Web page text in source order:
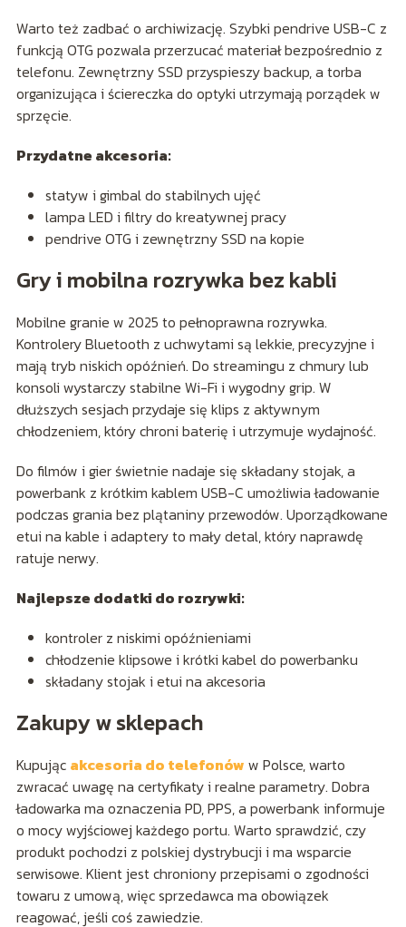
Warto też zadbać o archiwizację. Szybki pendrive USB-C z
funkcją OTG pozwala przerzucać materiał bezpośrednio z
telefonu. Zewnętrzny SSD przyspieszy backup, a torba
organizująca i ściereczka do optyki utrzymają porządek w
sprzęcie.
Przydatne akcesoria:
statyw i gimbal do stabilnych ujęć
lampa LED i filtry do kreatywnej pracy
pendrive OTG i zewnętrzny SSD na kopie
Gry i mobilna rozrywka bez kabli
Mobilne granie w 2025 to pełnoprawna rozrywka.
Kontrolery Bluetooth z uchwytami są lekkie, precyzyjne i
mają tryb niskich opóźnień. Do streamingu z chmury lub
konsoli wystarczy stabilne Wi-Fi i wygodny grip. W
dłuższych sesjach przydaje się klips z aktywnym
chłodzeniem, który chroni baterię i utrzymuje wydajność.
Do filmów i gier świetnie nadaje się składany stojak, a
powerbank z krótkim kablem USB-C umożliwia ładowanie
podczas grania bez plątaniny przewodów. Uporządkowane
etui na kable i adaptery to mały detal, który naprawdę
ratuje nerwy.
Najlepsze dodatki do rozrywki:
kontroler z niskimi opóźnieniami
chłodzenie klipsowe i krótki kabel do powerbanku
składany stojak i etui na akcesoria
Zakupy w sklepach
Kupując akcesoria do telefonów w Polsce, warto
zwracać uwagę na certyfikaty i realne parametry. Dobra
ładowarka ma oznaczenia PD, PPS, a powerbank informuje
o mocy wyjściowej każdego portu. Warto sprawdzić, czy
produkt pochodzi z polskiej dystrybucji i ma wsparcie
serwisowe. Klient jest chroniony przepisami o zgodności
towaru z umową, więc sprzedawca ma obowiązek
reagować, jeśli coś zawiedzie.